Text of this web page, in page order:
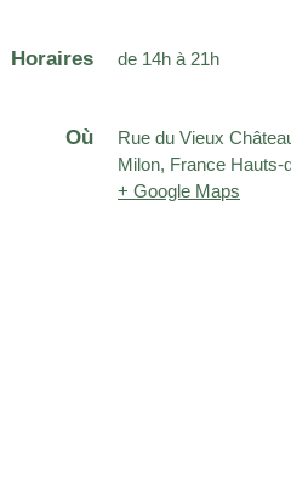
Horaires de 14h à 21h
Où
Rue du Vieux
Milon, France Hauts-
+ Google Maps